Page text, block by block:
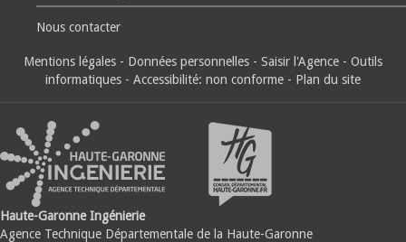
Nous contacter
Mentions légales - Données personnelles - Saisir l'Agence - Outils
informatiques - Accessibilité: non conforme - Plan du site
Haute-Garonne Ingénierie
Agence Technique Départementale de la Haute-Garonne